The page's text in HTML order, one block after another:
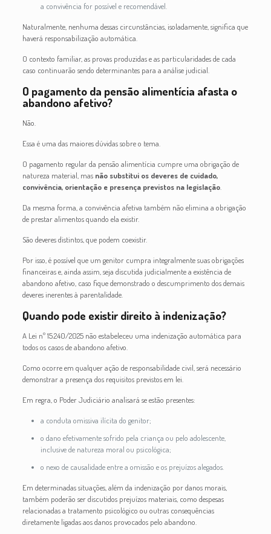
a convivência for possível e recomendável.
Naturalmente, nenhuma dessas circunstâncias, isoladamente, significa que
haverá responsabilização automática.
O contexto familiar, as provas produzidas e as particularidades de cada
caso continuarão sendo determinantes para a análise judicial.
O pagamento da pensão alimentícia afasta o
abandono afetivo?
Não.
Essa é uma das maiores dúvidas sobre o tema.
O pagamento regular da pensão alimentícia cumpre uma obrigação de
natureza material, mas não substitui os deveres de cuidado,
convivência, orientação e presença previstos na legislação
Da mesma forma, a convivência afetiva também não elimina a obrigação
de prestar alimentos quando ela existir.
São deveres distintos, que podem coexistir.
Por isso, é possível que um genitor cumpra integralmente suas obrigações
financeiras e, ainda assim, seja discutida judicialmente a existência de
abandono afetivo, caso fique demonstrado o descumprimento dos demais
deveres inerentes à parentalidade.
Quando pode existir direito à indenização?
A Lei nº 15.240/2025 não estabeleceu uma indenização automática para
todos os casos de abandono afetivo.
Como ocorre em qualquer ação de responsabilidade civil, será necessário
demonstrar a presença dos requisitos previstos em lei.
Em regra, o Poder Judiciário analisará se estão presentes:
a conduta omissiva ilícita do genitor;
o dano efetivamente sofrido pela criança ou pelo adolescente,
inclusive de natureza moral ou psicológica;
o nexo de causalidade entre a omissão e os prejuízos alegados.
Em determinadas situações, além da indenização por danos morais,
também poderão ser discutidos prejuízos materiais, como despesas
relacionadas a tratamento psicológico ou outras consequências
diretamente ligadas aos danos provocados pelo abandono.